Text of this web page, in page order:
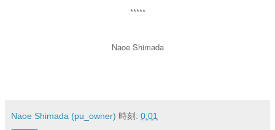
*****
Naoe Shimada
Naoe Shimada (pu_owner) 時刻: 0:01